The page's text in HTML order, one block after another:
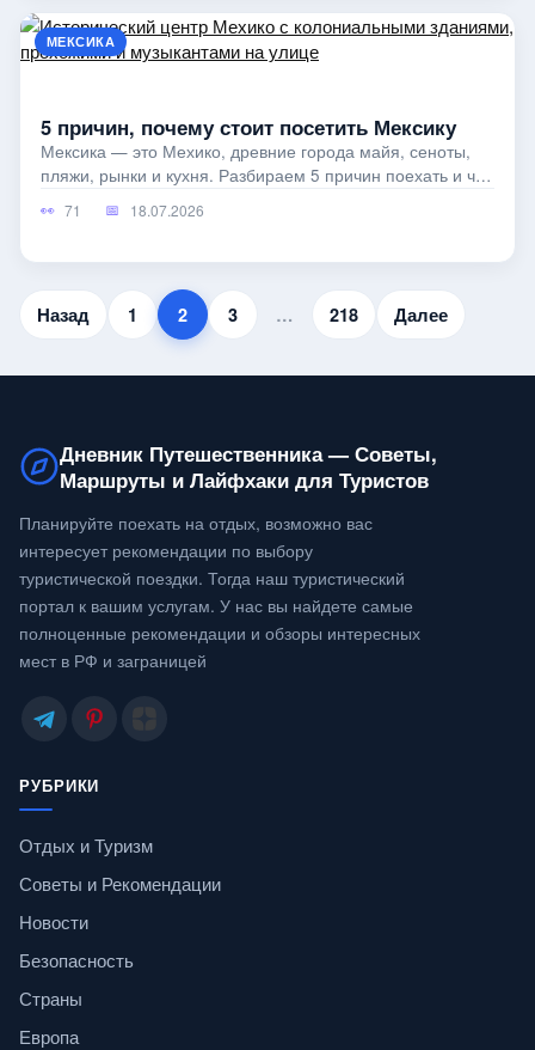
МЕКСИКА
5 причин, почему стоит посетить Мексику
71 18.07.2026
Мексика — это Мехико, древние города майя, сеноты,
пляжи, рынки и кухня. Разбираем 5 причин поехать и что
Назад 1 2 3 … 218 Далее
Дневник Путешественника — Советы,
Маршруты и Лайфхаки для Туристов
Планируйте поехать на отдых, возможно вас
интересует рекомендации по выбору
туристической поездки. Тогда наш туристический
портал к вашим услугам. У нас вы найдете самые
полноценные рекомендации и обзоры интересных
мест в РФ и заграницей
РУБРИКИ
Отдых и Туризм
Советы и Рекомендации
Новости
Безопасность
Страны
Европа